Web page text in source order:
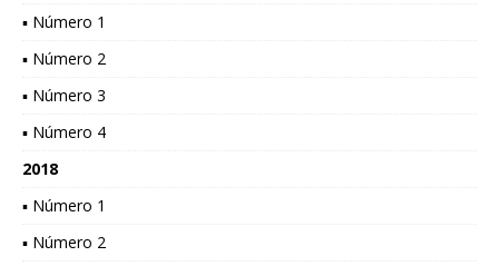
▪ Número 1
▪ Número 2
▪ Número 3
▪ Número 4
2018
▪ Número 1
▪ Número 2